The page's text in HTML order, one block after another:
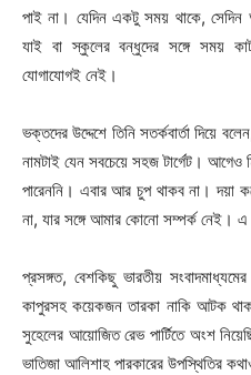
পাই না। যেদিন একটু সময় থাকে, সেদিন
যাই বা স্কুলের বন্ধুদের সঙ্গে সময়
যোগাযোগই নেই।
ভক্তদের উদ্দেশে তিনি সতর্কবার্তা দিয়ে
নামটাই যেন সবচেয়ে সহজ টার্গেট। আগেও
পারেননি। এবার আর চুপ থাকব না। দয়া
না, যার সঙ্গে আমার কোনো সম্পর্ক নেই।
প্রসঙ্গত, বেশকিছু ভারতীয়
কাপুরসহ কয়েকজন তারকা নাকি আটক
সুহেলের আয়োজিত রেভ পার্টিতে অংশ
ভাতিজা আলিশাহ পারকারের উপস্থিতির